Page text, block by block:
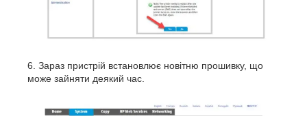
Зараз пристрій встановлює новітню прошивку, що
може зайняти деякий час.